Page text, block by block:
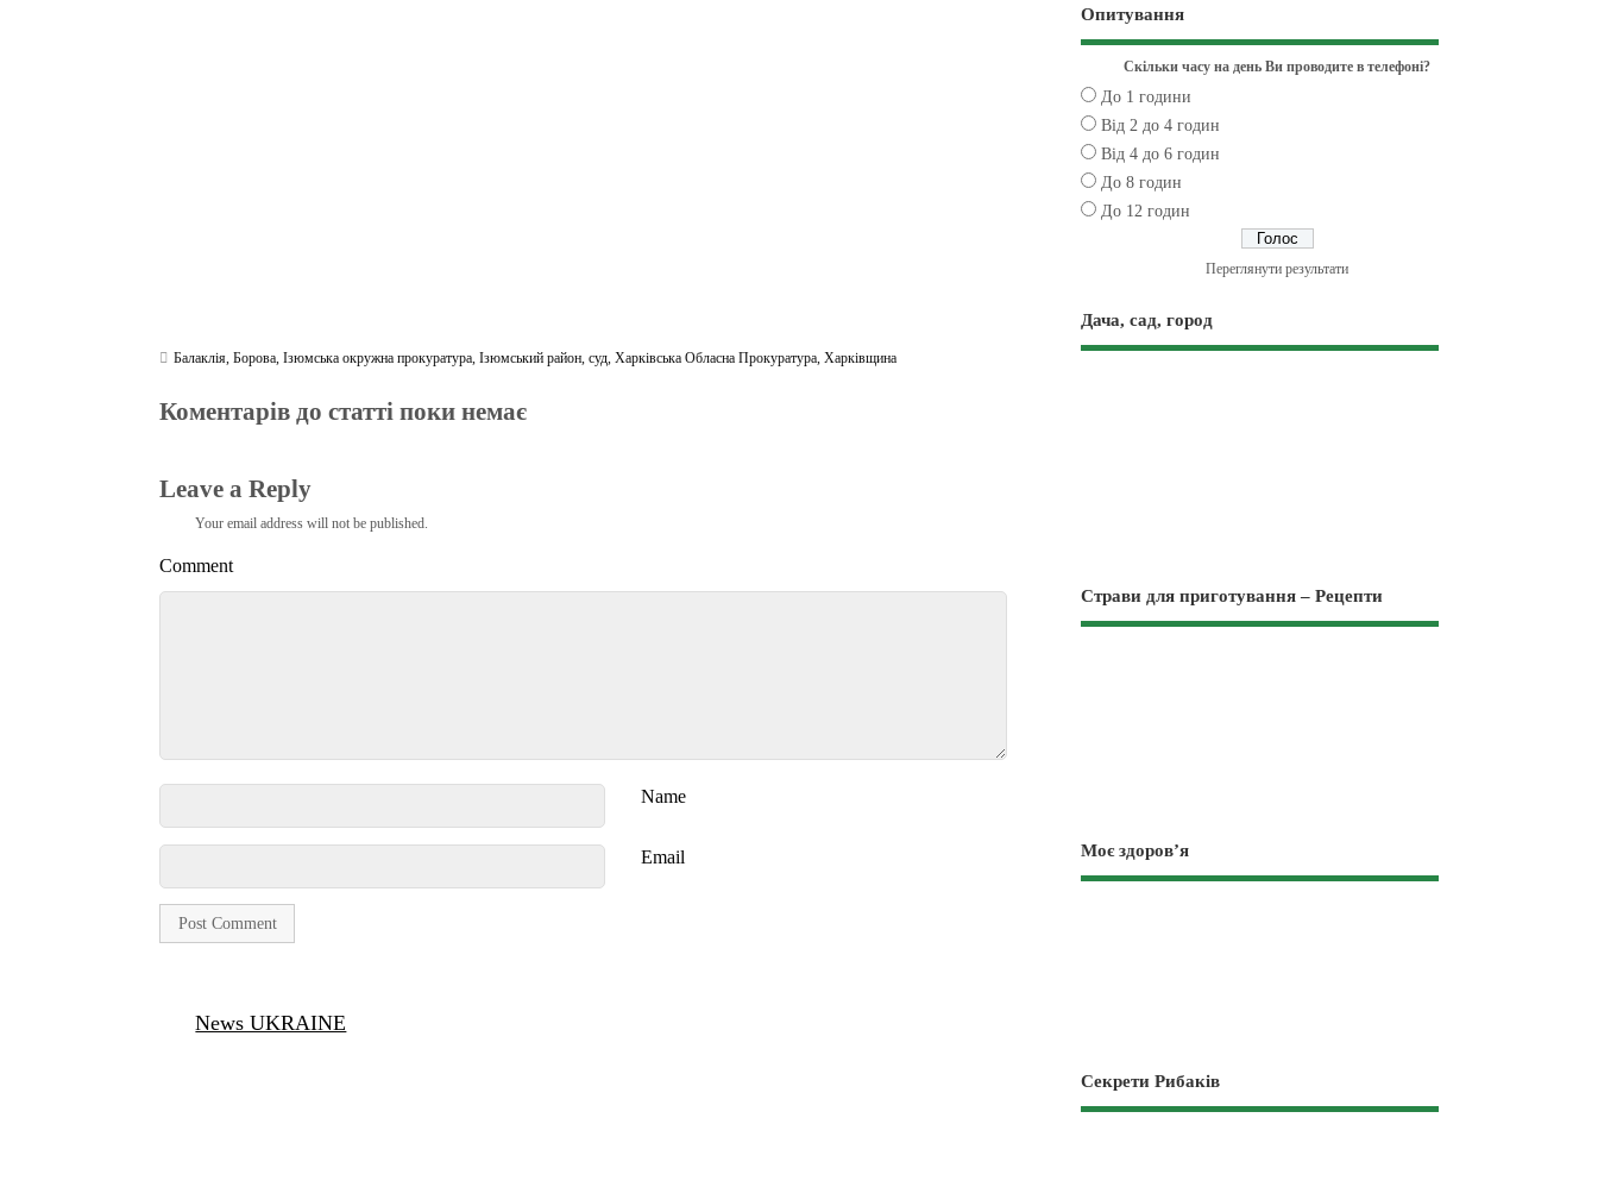
Балаклія,Борова,Ізюмська окружна прокуратура,Ізюмський район,суд,Харківська Обласна Прокуратура,Харківщина
Коментарів до статті поки немає
Leave a Reply
Your email address will not be published.
Comment
Name
Email
News UKRAINE
Опитування
Скільки часу на день Ви проводите в телефоні?
До 1 години
Від 2 до 4 годин
Від 4 до 6 годин
До 8 годин
До 12 годин
Переглянути результати
Дача, сад, город
Страви для приготування – Рецепти
Моє здоров’я
Секрети Рибаків